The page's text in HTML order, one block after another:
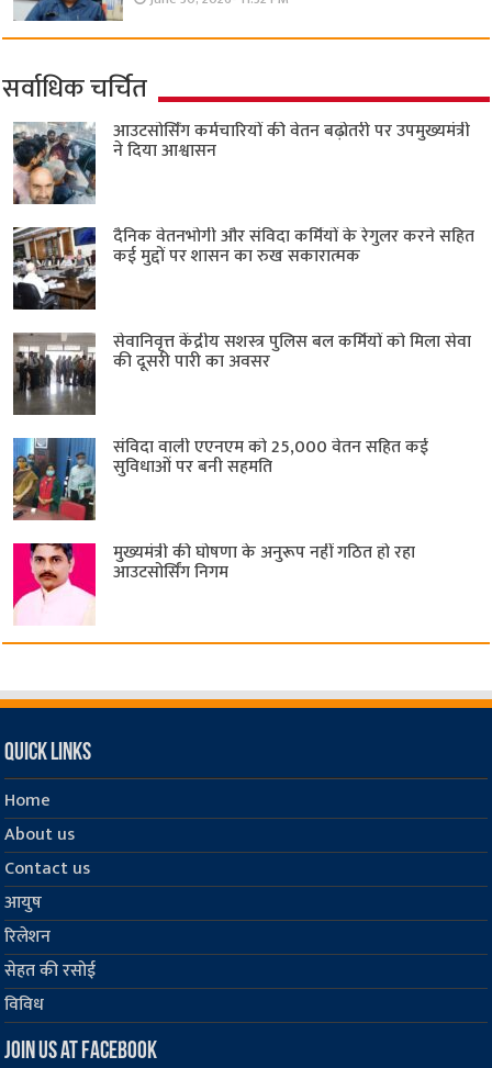
सर्वाधिक चर्चित
आउटसोर्सिंग कर्मचारियों की वेतन बढ़ोतरी पर उपमुख्यमंत्री
ने दिया आश्वासन
दैनिक वेतनभोगी और संविदा कर्मियों के रेगुलर करने सहित
कई मुद्दों पर शासन का रुख सकारात्मक
सेवानिवृत्त केंद्रीय सशस्त्र पुलिस बल ​कर्मियों को मिला सेवा
की दूसरी पारी का अवसर
संविदा वाली एएनएम को 25,000 वेतन सहित कई
सुविधाओं पर बनी सहमति
मुख्यमंत्री की घोषणा के अनुरूप नहीं गठित हो रहा
आउटसोर्सिंग निगम
Quick Links
Home
About us
Contact us
आयुष
रिलेशन
सेहत की रसोई
विविध
Join us at Facebook